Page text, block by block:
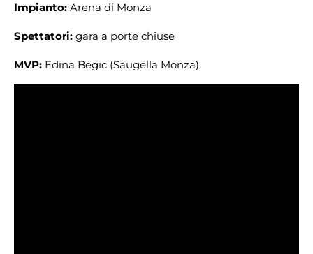
Impianto: Arena di Monza
Spettatori: gara a porte chiuse
MVP: Edina Begic (Saugella Monza)